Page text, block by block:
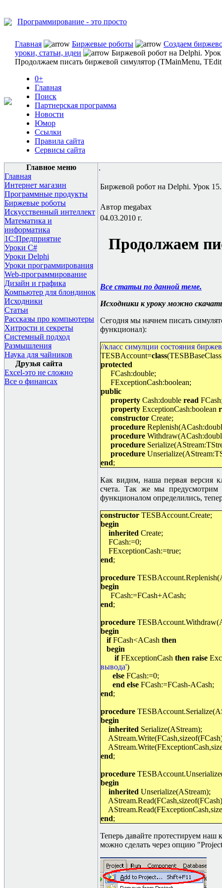
Программирование - это просто
Главная Биржевые роботы
Создаем
уроки, статьи, идеи
Биржевой робот на Delphi.
Продолжаем писать биржевой симулятор (TMainMenu,
0+
Главная
Поиск
Партнерская программа
Новости
Юмор
Ссылки
Правила сайта
Сервисы сайта
Главное меню
Главная
Интернет магазин
Программные продукты
Биржевые роботы
Искусственный интеллект
Математика и
информатика
1С:Предприятие
Уроки C#
Уроки Delphi
Уроки программирования
Web-программирование
Дизайн и графика
Компьютер для блондинок
Исходники
Статьи
Рассказы про компьютеры
Хитрости и секреты
Системный подход
Размышления
Наука для чайников
Друзья сайта
Excel-это не сложно
Все о финансах
.
Биржевой робот на Delphi. Урок
Автор megabax
04.03.2010 г.
Продолжаем
Все статьи по данной теме.
Исходники к уроку можно
Сегодня мы начнем писать
функционал):
//класс симулции состояния
TESBAccount=class
protected
FCash:double;
FExceptionCash:boolean;
public
property Cash:double read
property ExceptionCash:boolean
constructor Create;
procedure
procedure
procedure
procedure
end;
Как видим, наша первая версия
счета. Так же мы предусмотрим
функционалом определились,
constructor TESBAccount.Create;
begin
inherited Create;
FCash:=0;
FExceptionCash:=true;
end;
procedure
begin
FCash:=FCash+ACash;
end;
procedure
begin
ifFCash<ACash then
begin
ifFExceptionCash then raise
вывода')
else FCash:=0;
end else FCash:=FCash-ACash;
end;
procedure
begin
inherited Serialize(AStream);
end;
procedure
begin
inherited Unserialize(AStream);
end;
Теперь давайте протестируем наш
можно сделать через опцию "